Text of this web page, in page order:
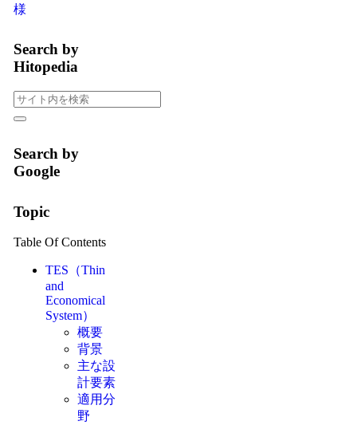
様
Search by
Hitopedia
Search by
Google
Topic
Table Of Contents
TES（Thin
and
Economical
System）
概要
背景
主な設
計要素
適用分
野